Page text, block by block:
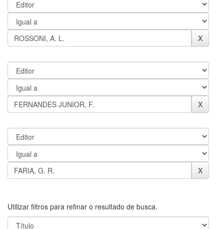
Utilizar filtros para refinar o resultado de busca.